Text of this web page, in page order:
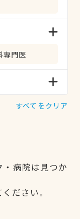
専門医
すべてをクリア
病院は見つか
ださい。